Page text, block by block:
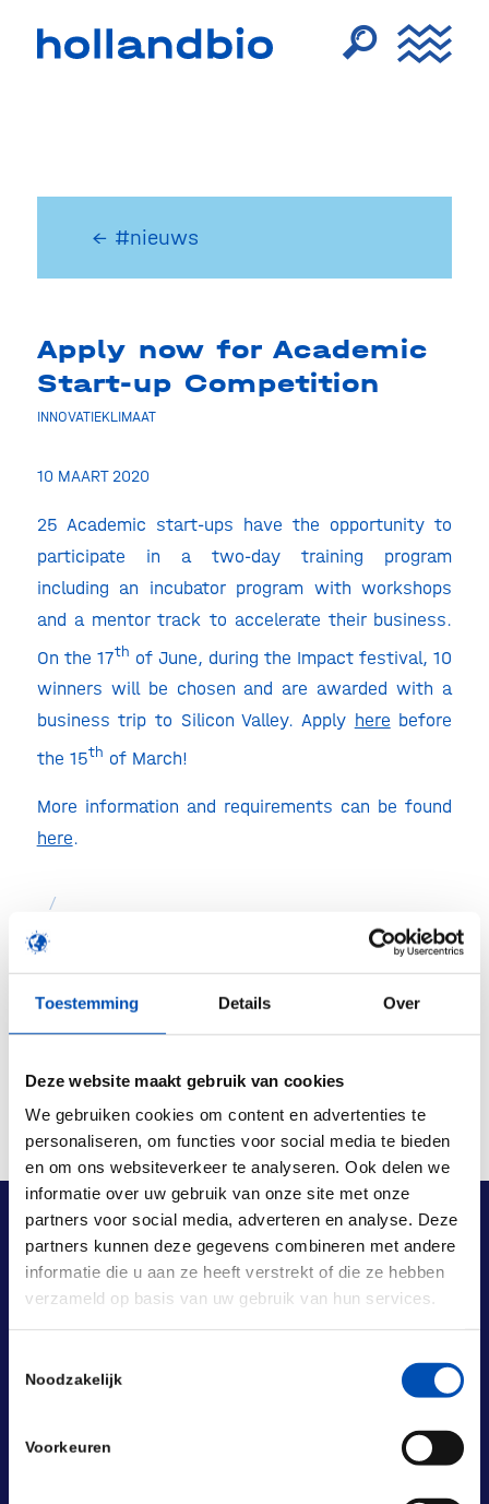
Toestemming Details Over
Deze website maakt gebruik van cookies
We gebruiken cookies om content en advertenties te
personaliseren, om functies voor social media te bieden
en om ons websiteverkeer te analyseren. Ook delen we
informatie over uw gebruik van onze site met onze
partners voor social media, adverteren en analyse. Deze
partners kunnen deze gegevens combineren met andere
informatie die u aan ze heeft verstrekt of die ze hebben
verzameld op basis van uw gebruik van hun services.
Noodzakelijk
Voorkeuren
← #nieuws
Apply now for Academic
Start-up Competition
INNOVATIEKLIMAAT
10 MAART 2020
25 Academic start-ups have the opportunity to
participate in a two-day training program
including an incubator program with workshops
and a mentor track to accelerate their business.
On the 17th of June, during the Impact festival, 10
winners will be chosen and are awarded with a
business trip to Silicon Valley. Apply here before
the 15th of March!
More information and requirements can be found
here.
/